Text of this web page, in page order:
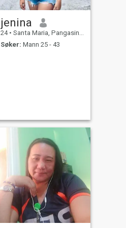
jenina
24 • Santa Maria, Pangasinan, Filippinene
Søker: Mann 25 - 43